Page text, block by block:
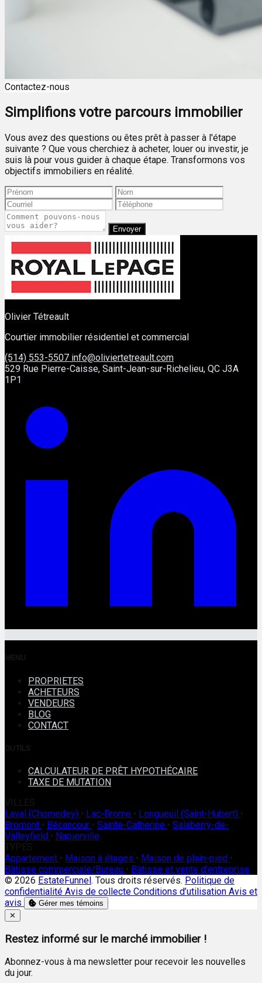
Contactez-nous
Simplifions votre parcours immobilier
Vous avez des questions ou êtes prêt à passer à l'étape
suivante ? Que vous cherchiez à acheter, louer ou investir, je
suis là pour vous guider à chaque étape. Transformons vos
objectifs immobiliers en réalité.
Envoyer
Olivier Tétreault
Courtier immobilier résidentiel et commercial
(514) 553-5507 info@oliviertetreault.com
529 Rue Pierre-Caisse, Saint-Jean-sur-Richelieu, QC J3A
1P1
PROPRIETES
ACHETEURS
VENDEURS
BLOG
CONTACT
CALCULATEUR DE PRÊT HYPOTHÉCAIRE
TAXE DE MUTATION
Laval (Chomedey)
Lac-Brome Longueuil (Saint-Hubert)
Bromont
Bécancour Sainte-Catherine
Salaberry-de-
Valleyfield
Napierville
Appartement
Maison à étages Maison de plain-pied
Bâtisse commerciale/Bureau
Bâtisse et vente d'entreprise
© 2026 EstateFunnel. Tous droits réservés. Politique de
confidentialité Avis de collecte Conditions d’utilisation Avis et
avis
Gérer mes témoins
Close
✕
Restez informé sur le marché immobilier !
Abonnez-vous à ma newsletter pour recevoir les nouvelles
du jour.